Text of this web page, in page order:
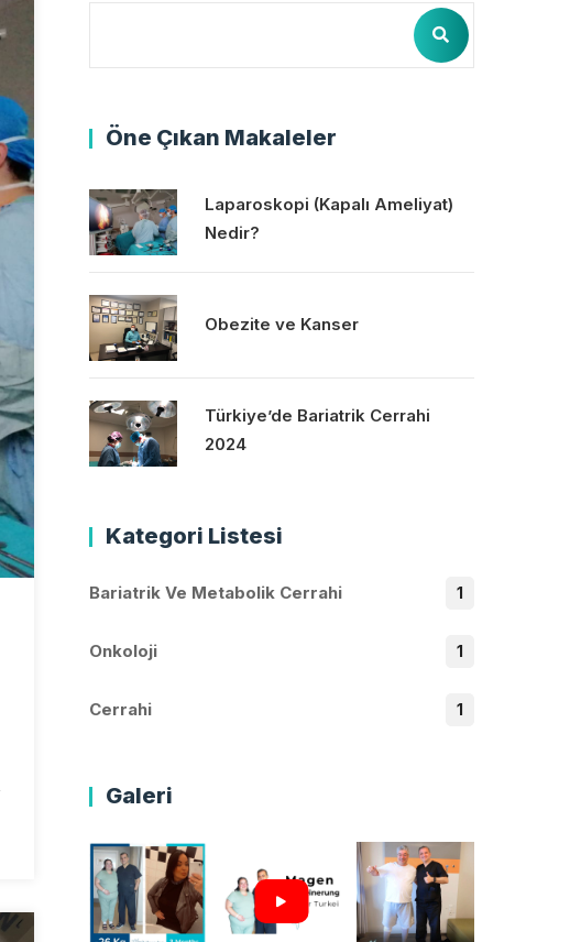
Öne Çıkan Makaleler
Laparoskopi (Kapalı Ameliyat)
Nedir?
Obezite ve Kanser
Türkiye’de Bariatrik Cerrahi
2024
Kategori Listesi
Bariatrik Ve Metabolik Cerrahi 1
Onkoloji 1
Cerrahi 1
Galeri